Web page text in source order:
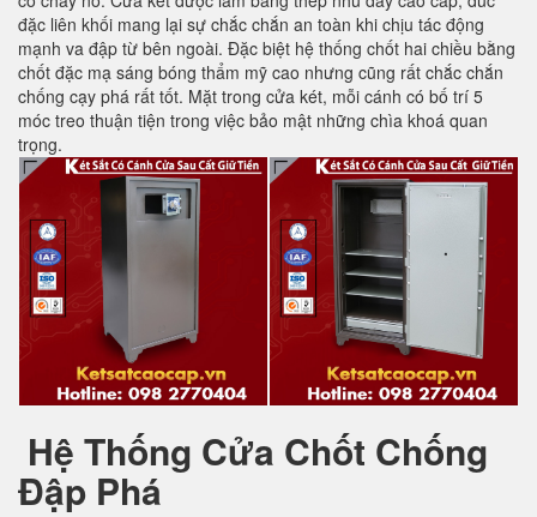
đặc liên khối mang lại sự chắc chắn an toàn khi chịu tác động
mạnh va đập từ bên ngoài. Đặc biệt hệ thống chốt hai chiều bằng
chốt đặc mạ sáng bóng thẩm mỹ cao nhưng cũng rất chắc chắn
chống cạy phá rất tốt. Mặt trong cửa két, mỗi cánh có bố trí 5
móc treo thuận tiện trong việc bảo mật những chìa khoá quan
trọng.
Hệ Thống Cửa Chốt Chống
Đập Phá